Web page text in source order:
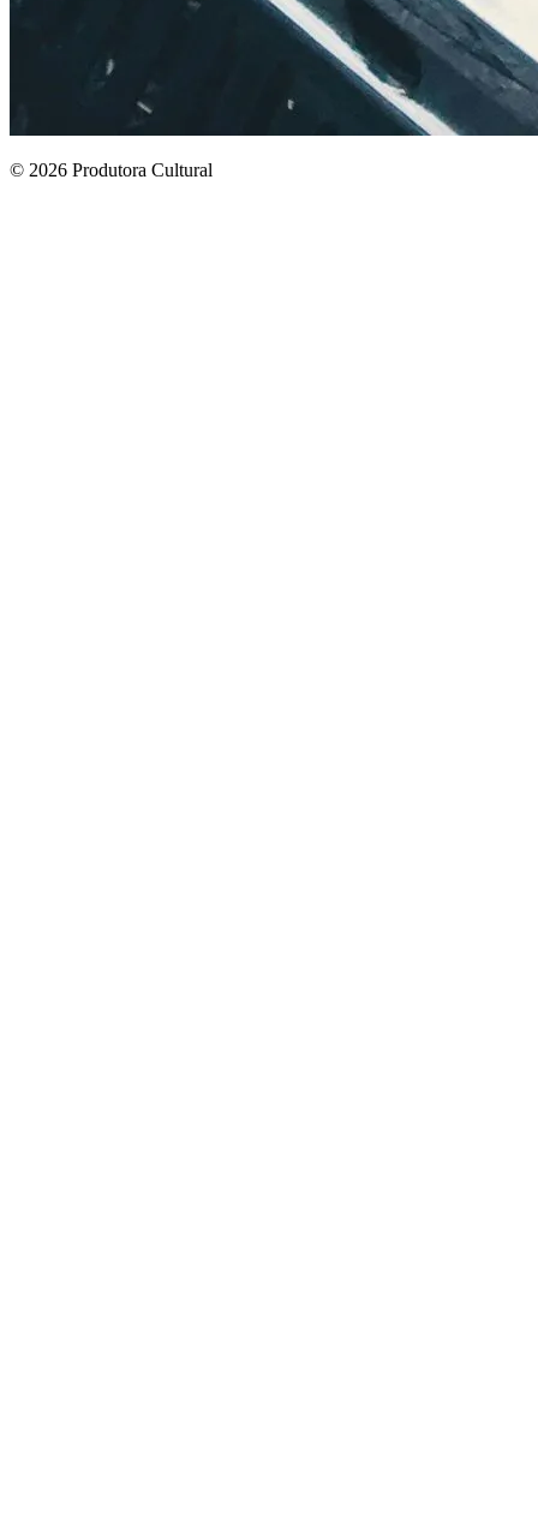
© 2026 Produtora Cultural